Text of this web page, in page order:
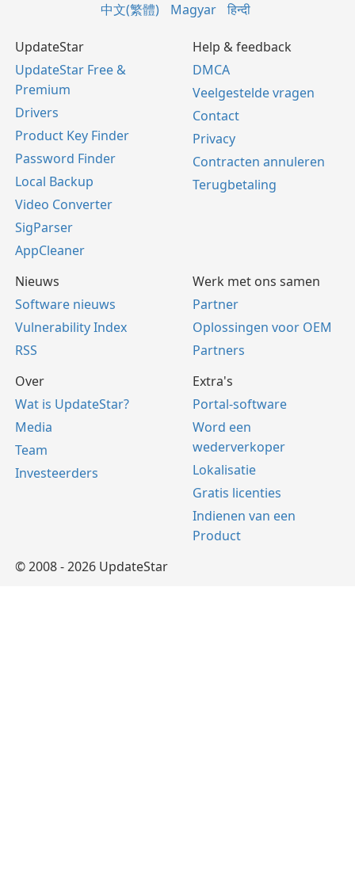
中文(繁體)
Magyar हिन्दी
UpdateStar
UpdateStar Free &
Premium
Drivers
Product Key Finder
Password Finder
Local Backup
Video Converter
SigParser
AppCleaner
Help & feedback
DMCA
Veelgestelde vragen
Contact
Privacy
Contracten annuleren
Terugbetaling
Nieuws
Software nieuws
Vulnerability Index
RSS
Werk met ons samen
Partner
Oplossingen voor OEM
Partners
Over
Wat is UpdateStar?
Media
Team
Investeerders
Extra's
Portal-software
Word een
wederverkoper
Lokalisatie
Gratis licenties
Indienen van een
Product
© 2008 - 2026 UpdateStar